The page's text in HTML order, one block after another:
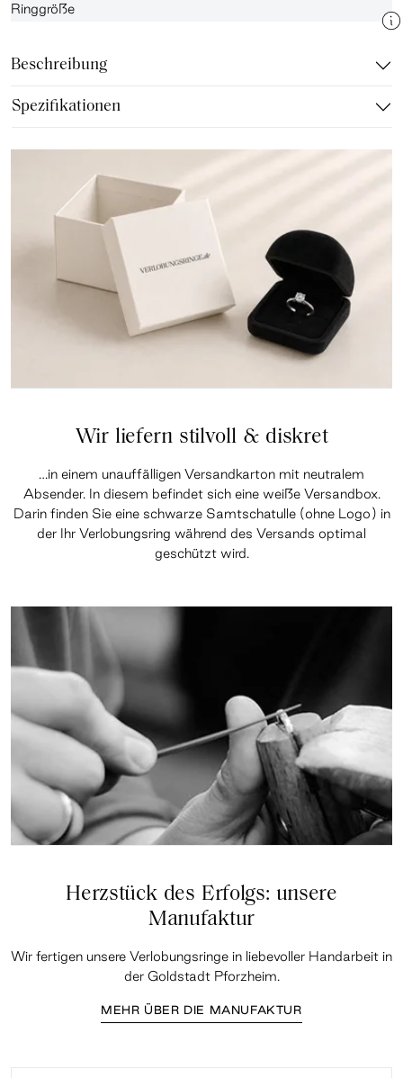
Ringgröße
Beschreibung
Spezifikationen
Wir liefern stilvoll & diskret
…in einem unauffälligen Versandkarton mit neutralem
Absender. In diesem befindet sich eine weiße Versandbox.
Darin finden Sie eine schwarze Samtschatulle (ohne Logo) in
der Ihr Verlobungsring während des Versands optimal
geschützt wird.
Herzstück des Erfolgs: unsere
Manufaktur
Wir fertigen unsere Verlobungsringe in liebevoller Handarbeit in
der Goldstadt Pforzheim.
MEHR ÜBER DIE MANUFAKTUR